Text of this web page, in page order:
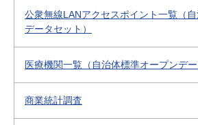
公衆無線LANアクセスポイント一覧（
データセット）
医療機関一覧（自治体標準オープンデー
商業統計調査